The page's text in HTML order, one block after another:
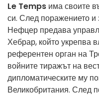
Le Temps има своите
си. След поражението и
Нефцер предава
Хебрар, който укрепва
референтен орган на
войните тиражът на
дипломатическите му
Великобритания. След